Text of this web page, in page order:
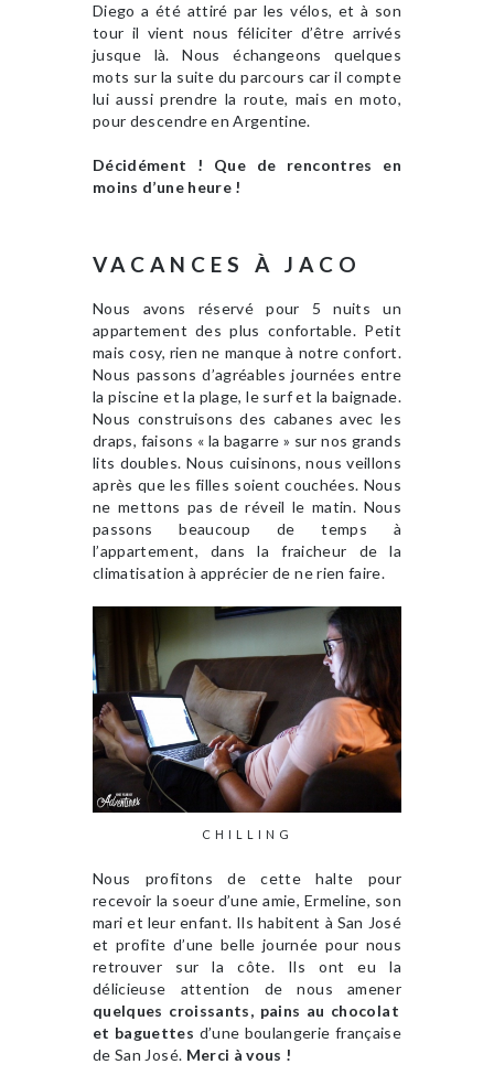
Diego a été attiré par les vélos, et à son
tour il vient nous féliciter d’être arrivés
jusque là. Nous échangeons quelques
mots sur la suite du parcours car il compte
lui aussi prendre la route, mais en moto,
pour descendre en Argentine.
Décidément ! Que de rencontres en
moins d’une heure !
VACANCES À JACO
Nous avons réservé pour 5 nuits un
appartement des plus confortable. Petit
mais cosy, rien ne manque à notre confort.
Nous passons d’agréables journées entre
la piscine et la plage, le surf et la baignade.
Nous construisons des cabanes avec les
draps, faisons « la bagarre » sur nos grands
lits doubles. Nous cuisinons, nous veillons
après que les filles soient couchées. Nous
ne mettons pas de réveil le matin. Nous
passons beaucoup de temps à
l’appartement, dans la fraicheur de la
climatisation à apprécier de ne rien faire.
CHILLING
Nous profitons de cette halte pour
recevoir la soeur d’une amie, Ermeline, son
mari et leur enfant. Ils habitent à San José
et profite d’une belle journée pour nous
retrouver sur la côte. Ils ont eu la
délicieuse attention de nous amener
quelques croissants, pains au chocolat
et baguettes d’une boulangerie française
de San José. Merci à vous !